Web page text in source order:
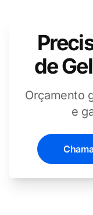
de
Orçamento
e